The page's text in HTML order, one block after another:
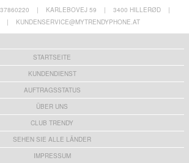
| KARLEBOVEJ 59 | 3400 HILLERØD
|
| KUNDENSERVICE@MYTRENDYPHONE.AT
STARTSEITE
KUNDENDIENST
AUFTRAGSSTATUS
ÜBER UNS
CLUB TRENDY
SEHEN SIE ALLE LÄNDER
IMPRESSUM